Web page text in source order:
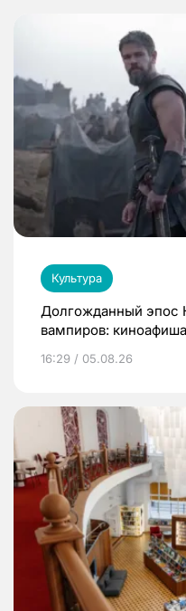
Культура
Долгожданный эпос
вампиров:
16:29 / 05.08.26